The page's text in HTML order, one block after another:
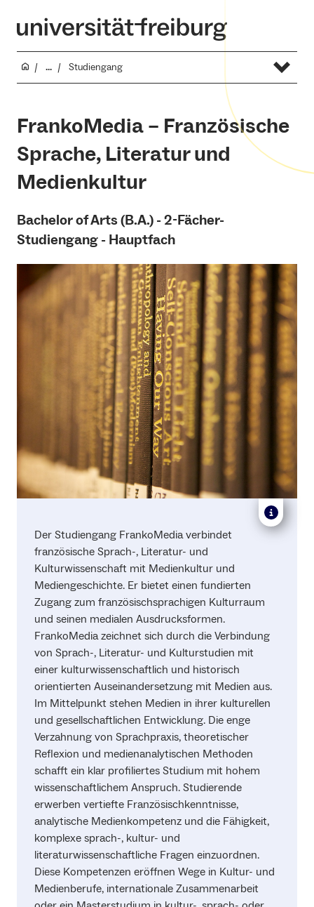
... Studiengang
FrankoMedia – Französische
Sprache, Literatur und
Medienkultur
Bachelor of Arts (B.A.) - 2-Fächer-
Studiengang - Hauptfach
Der Studiengang FrankoMedia verbindet
französische Sprach-, Literatur- und
Kulturwissenschaft mit Medienkultur und
Mediengeschichte. Er bietet einen fundierten
Zugang zum französischsprachigen Kulturraum
und seinen medialen Ausdrucksformen.
FrankoMedia zeichnet sich durch die Verbindung
von Sprach-, Literatur- und Kulturstudien mit
einer kulturwissenschaftlich und historisch
orientierten Auseinandersetzung mit Medien aus.
Im Mittelpunkt stehen Medien in ihrer kulturellen
und gesellschaftlichen Entwicklung. Die enge
Verzahnung von Sprachpraxis, theoretischer
Reflexion und medienanalytischen Methoden
schafft ein klar profiliertes Studium mit hohem
wissenschaftlichem Anspruch. Studierende
erwerben vertiefte Französischkenntnisse,
analytische Medienkompetenz und die Fähigkeit,
komplexe sprach-, kultur- und
literaturwissenschaftliche Fragen einzuordnen.
Diese Kompetenzen eröffnen Wege in Kultur- und
Medienberufe, internationale Zusammenarbeit